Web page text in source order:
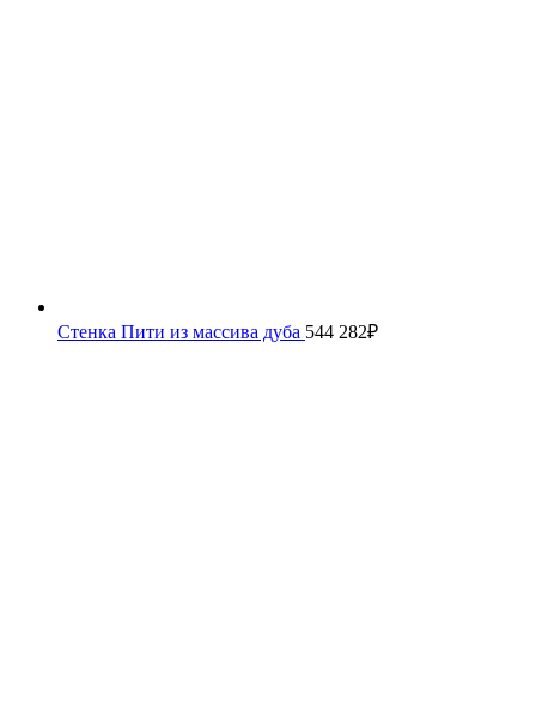
Стенка Пити из массива дуба 544 282₽